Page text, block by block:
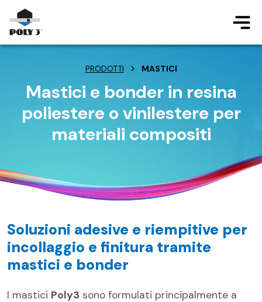
Salta al contenuto principale
PRODOTTI > MASTICI
Mastici e bonder in resina
poliestere o vinilestere per
materiali compositi
Soluzioni adesive e riempitive per
incollaggio e finitura tramite
mastici e bonder
I mastici Poly3 sono formulati principalmente a